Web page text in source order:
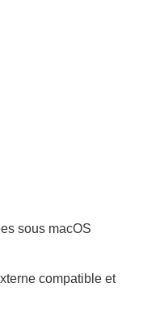
sous macOS
compatible et